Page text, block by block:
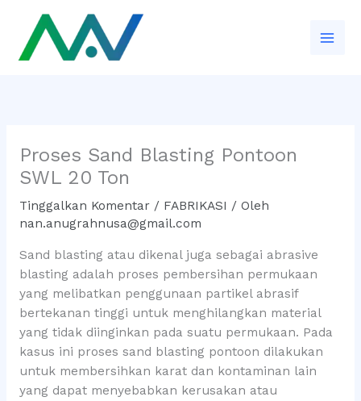
konten
Proses Sand Blasting Pontoon
SWL 20 Ton
Tinggalkan Komentar / FABRIKASI / Oleh
nan.anugrahnusa@gmail.com
Sand blasting atau dikenal juga sebagai abrasive
blasting adalah proses pembersihan permukaan
yang melibatkan penggunaan partikel abrasif
bertekanan tinggi untuk menghilangkan material
yang tidak diinginkan pada suatu permukaan. Pada
kasus ini proses sand blasting pontoon dilakukan
untuk membersihkan karat dan kontaminan lain
yang dapat menyebabkan kerusakan atau